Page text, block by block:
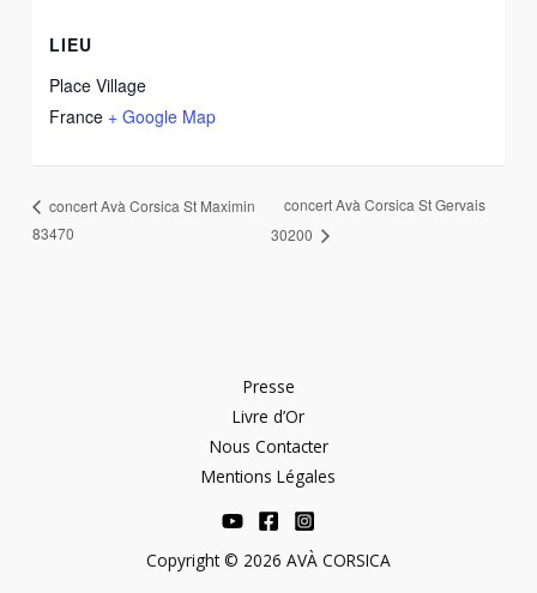
LIEU
Place Village
France + Google Map
concert Avà Corsica St Maximin
83470
concert Avà Corsica St Gervais
30200
Presse
Livre d’Or
Nous Contacter
Mentions Légales
Copyright © 2026 AVÀ CORSICA